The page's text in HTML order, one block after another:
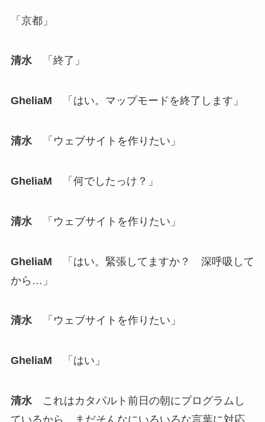
「京都」
清水「終了」
GheliaM 「はい。マップモードを終了します」
清水「ウェブサイトを作りたい」
GheliaM 「何でしたっけ？」
清水「ウェブサイトを作りたい」
GheliaM 「はい。緊張してますか？ 深呼吸して
から…」
清水「ウェブサイトを作りたい」
GheliaM 「はい」
清水これはカタパルト前日の朝にプログラムし